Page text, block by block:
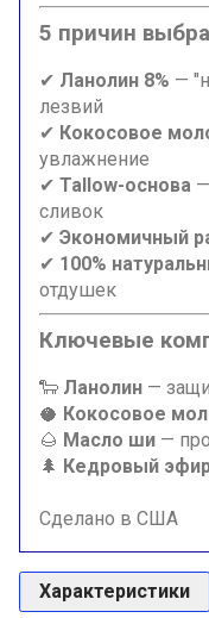
5 причин
✔ Ланолин 8% —
лезвий
✔ Кокосовое
увлажнение
✔ Tallow-основа
сливок
✔ Экономичный
✔ 100%
отдушек
Ключевые
🐑 Ланолин —
🥥 Кокосовое
🌰 Масло ши —
🌲 Кедровый
Сделано в США
Характеристики